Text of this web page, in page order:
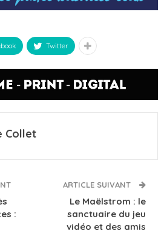
Twitter
Collet
:
ARTICLE SUIVANT
Le Maëlstrom : le
sanctuaire du jeu
vidéo et des amis